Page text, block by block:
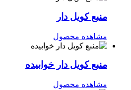
منبع کویل دار
مشاهده محصول
منبع کویل دار خوابیده
مشاهده محصول